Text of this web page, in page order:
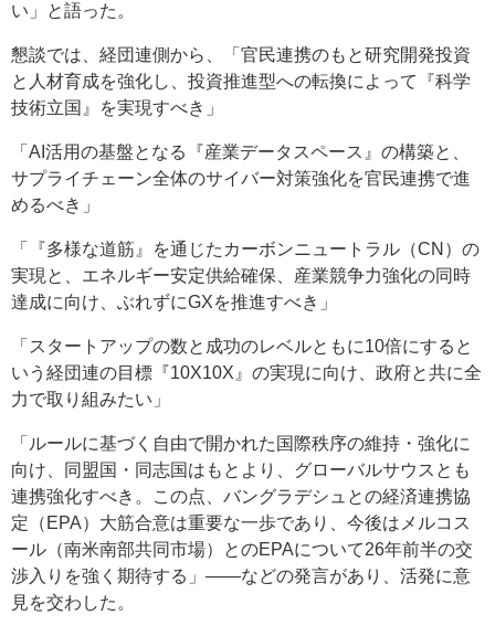
い」と語った。
懇談では、経団連側から、「官民連携のもと研究開発投資
と人材育成を強化し、投資推進型への転換によって『科学
技術立国』を実現すべき」
「AI活用の基盤となる『産業データスペース』の構築と、
サプライチェーン全体のサイバー対策強化を官民連携で進
めるべき」
「『多様な道筋』を通じたカーボンニュートラル（CN）の
実現と、エネルギー安定供給確保、産業競争力強化の同時
達成に向け、ぶれずにGXを推進すべき」
「スタートアップの数と成功のレベルともに10倍にすると
いう経団連の目標『10X10X』の実現に向け、政府と共に全
力で取り組みたい」
「ルールに基づく自由で開かれた国際秩序の維持・強化に
向け、同盟国・同志国はもとより、グローバルサウスとも
連携強化すべき。この点、バングラデシュとの経済連携協
定（EPA）大筋合意は重要な一歩であり、今後はメルコス
ール（南米南部共同市場）とのEPAについて26年前半の交
渉入りを強く期待する」――などの発言があり、活発に意
見を交わした。